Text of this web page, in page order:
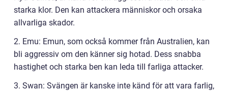
starka klor. Den kan attackera människor och orsaka
allvarliga skador.
2. Emu: Emun, som också kommer från Australien, kan
bli aggressiv om den känner sig hotad. Dess snabba
hastighet och starka ben kan leda till farliga attacker.
3. Swan: Svängen är kanske inte känd för att vara farlig,